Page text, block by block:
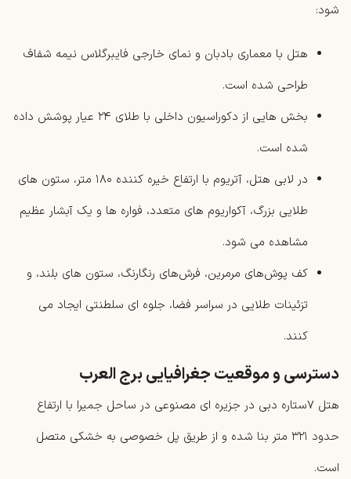
شود:
هتل با معماری بادبان و نمای خارجی فایبرگلاس ‌نیمه ‌شفاف
طراحی شده است.
بخش‌ هایی از دکوراسیون داخلی با طلای ‌۲۴ عیار پوشش داده
شده است.
در لابی هتل، آتریوم با ارتفاع خیره کننده ۱۸۰ متر، ستون‌ های
طلایی بزرگ، آکواریوم ‌های متعدد، فواره‌ ها و یک آبشار عظیم
مشاهده می شود.
کف ‌پوش‌های مرمرین، فرش‌های رنگارنگ، ستون ‌های بلند، و
تزئینات طلایی در سراسر فضا، جلوه ای سلطنتی ایجاد می‌
کنند.
دسترسی و موقعیت جغرافیایی برج العرب
هتل ۷ستاره دبی در جزیره ‌ای مصنوعی در ساحل جمیرا با ارتفاع
حدود ۳۲۱ متر بنا شده و از طریق پل خصوصی به خشکی متصل
است.